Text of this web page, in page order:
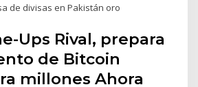
de divisas en Pakistán oro
Ups Rival, prepara
de Bitcoin
millones Ahora